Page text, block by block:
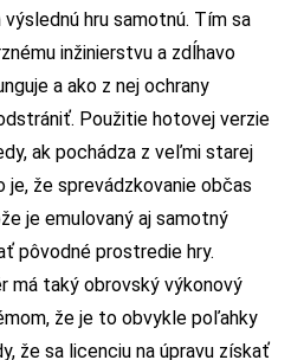
hru samotnú. Tím sa
inžinierstvu a zdĺhavo
a ako z nej ochrany
Použitie hotovej verzie
ak pochádza z veľmi starej
že sprevádzkovanie občas
je emulovaný aj samotný
pôvodné prostredie hry.
má taký obrovský výkonový
že je to obvykle poľahky
že sa licenciu na úpravu získať